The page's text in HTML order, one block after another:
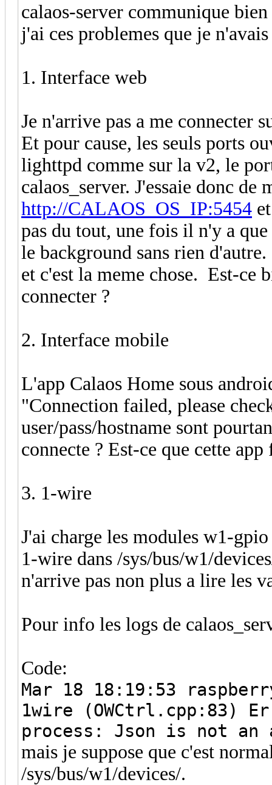
calaos-server communique
j'ai ces problemes que je
1. Interface web
Je n'arrive pas a me connecter
Et pour cause, les seuls ports
lighttpd comme sur la v2, le
calaos_server. J'essaie donc de
http://CALAOS_OS_IP:5454
pas du tout, une fois il n'y a
le background sans rien
et c'est la meme chose. Est-ce
connecter ?
2. Interface mobile
L'app Calaos Home sous
"Connection failed, please
user/pass/hostname sont
connecte ? Est-ce que cette
3. 1-wire
J'ai charge les modules w1-
1-wire dans /sys/bus/w1/
n'arrive pas non plus a lire les
Pour info les logs de
Code:
Mar 18 18:19:53
1wire (OWCtrl.cpp:83)
process: Json is not
mais je suppose que c'est
/sys/bus/w1/devices/.